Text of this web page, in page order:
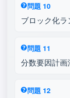
問題 10
ブロック化ラ
問題 11
分数要因計画
問題 12